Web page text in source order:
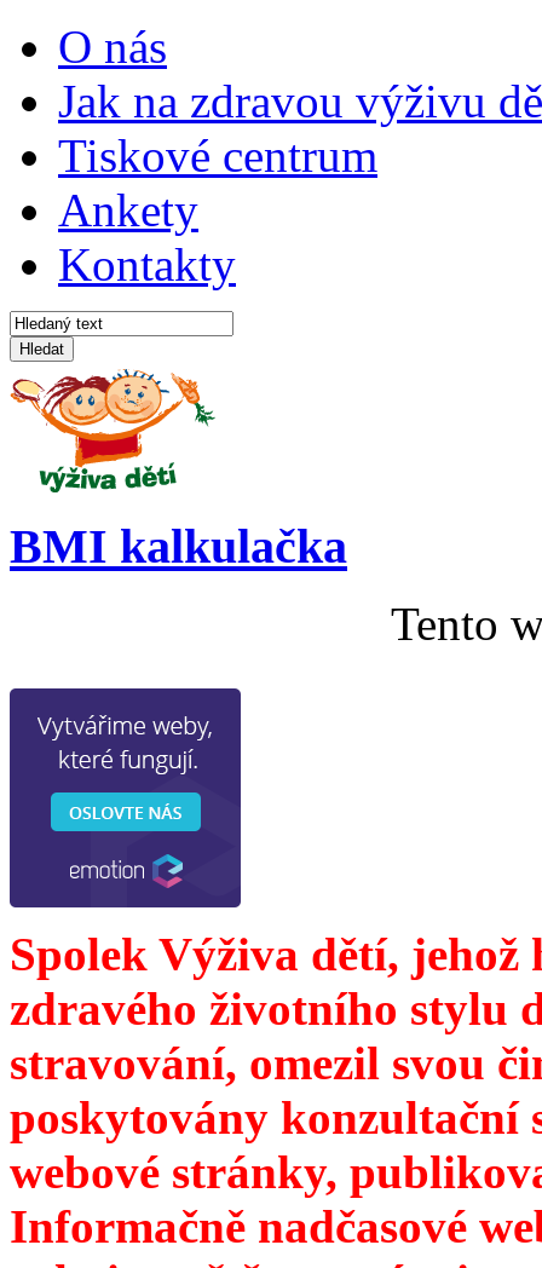
O nás
Jak na zdravou výživu
Tiskové centrum
Ankety
Kontakty
Hledat
BMI kalkulačka
Tento
Spolek Výživa dětí,
zdravého životního stylu
stravování, omezil svou
poskytovány konzultační
webové stránky,
Informačně nadčasové